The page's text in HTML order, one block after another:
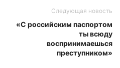
Следующая новость
«С российским паспортом
ты всюду
воспринимаешься
преступником»